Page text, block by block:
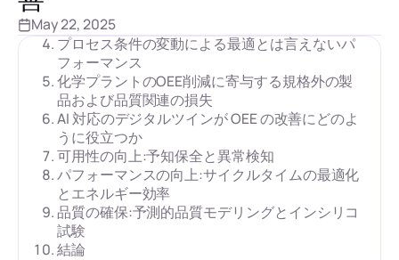
May 22, 2025
利用率の低さ
プロセス条件の変動による最適とは言えないパ
フォーマンス
化学プラントのOEE削減に寄与する規格外の製
品および品質関連の損失
AI 対応のデジタルツインが OEE の改善にどのよ
うに役立つか
可用性の向上:予知保全と異常検知
パフォーマンスの向上:サイクルタイムの最適化
とエネルギー効率
品質の確保:予測的品質モデリングとインシリコ
試験
結論